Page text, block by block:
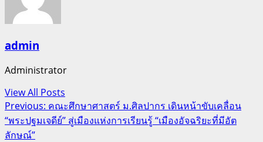
admin
Administrator
View All Posts
Post
navigation
Previous: คณะศึกษาศาสตร์ ม.ศิลปากร เดินหน้าขับเคลื่อน
“พระปฐมเจดีย์” สู่เมืองแห่งการเรียนรู้ “เมืองอัจฉริยะที่มีอัต
ลักษณ์”